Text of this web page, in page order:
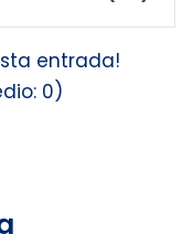
entrada!
0)